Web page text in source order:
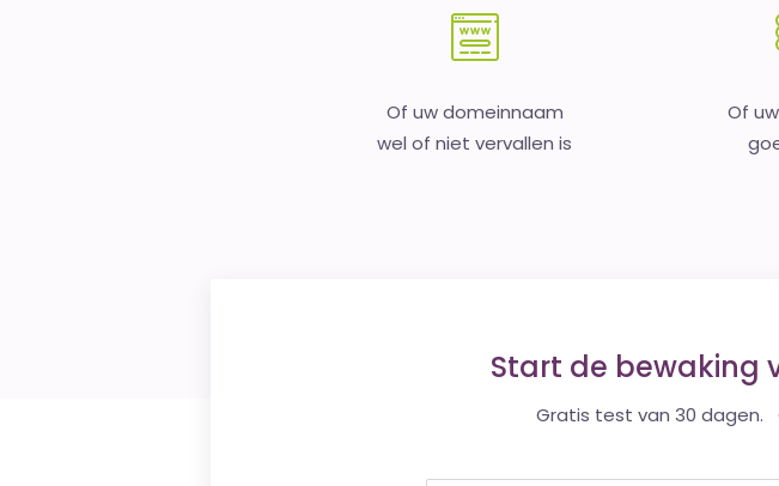
Of uw domeinnaam
wel of niet vervallen is
Of
Start de bewaking
Gratis test van 30 dagen.